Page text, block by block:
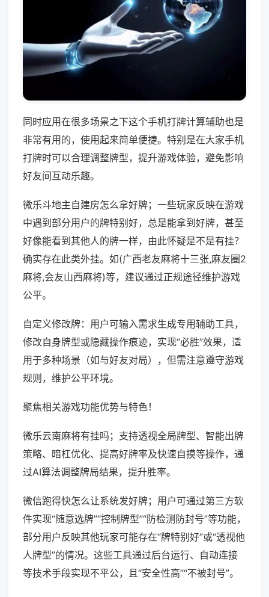
同时应用在很多场景之下这个手机打牌计算辅助也是
非常有用的，使用起来简单便捷。特别是在大家手机
打牌时可以合理调整牌型，提升游戏体验，避免影响
好友间互动乐趣。
微乐斗地主自建房怎么拿好牌；一些玩家反映在游戏
中遇到部分用户的牌特别好，总是能拿到好牌，甚至
好像能看到其他人的牌一样，由此怀疑是不是有挂？
确实存在此类外挂。如(广西老友麻将十三张,麻友圈2
麻将,会友山西麻将)等，建议通过正规途径维护游戏
公平。
自定义修改牌：用户可输入需求生成专用辅助工具，
修改自身牌型或隐藏操作痕迹，实现“必胜”效果，适
用于多种场景（如与好友对局），但需注意遵守游戏
规则，维护公平环境。
聚焦相关游戏功能优势与特色！
微乐云南麻将有挂吗；支持透视全局牌型、智能出牌
策略、暗杠优化、提高好牌率及快速自摸等操作，通
过AI算法调整牌局结果，提升胜率。
微信跑得快怎么让系统发好牌；用户可通过第三方软
件实现“随意选牌”“控制牌型”“防检测防封号”等功能，
部分用户反映其他玩家可能存在“牌特别好”或“透视他
人牌型”的情况。这些工具通过后台运行、自动连接
等技术手段实现不平公，且“安全性高”“不被封号”。